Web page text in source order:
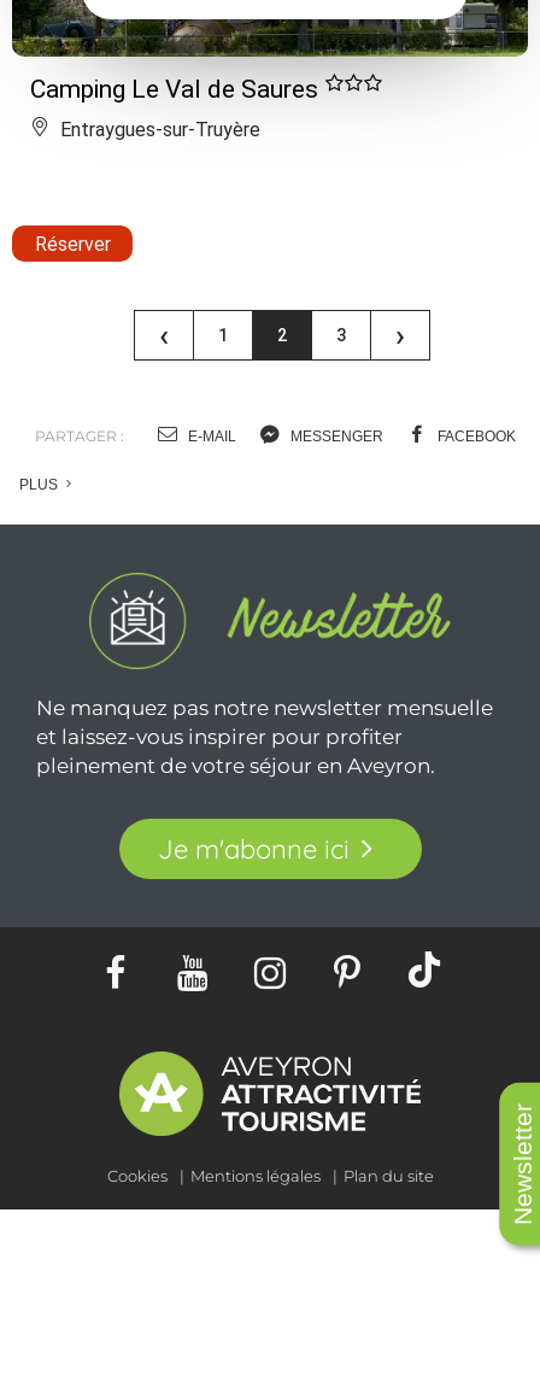
Newsletter
Camping Le Val de Saures
Entraygues-sur-Truyère
Réserver
‹ 1 2 3 ›
PARTAGER : E-MAIL MESSENGER FACEBOOK
PLUS
Ne manquez pas notre newsletter mensuelle
et laissez-vous inspirer pour profiter
pleinement de votre séjour en Aveyron.
Je m'abonne ici
Cookies Mentions légales Plan du site